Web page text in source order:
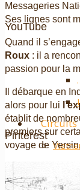
YouTube
Pinterest
Circuits
Messageries
Ses lignes sont
Quand il
Roux : il a
passion pour la
Il débarque en
alors pour lui
établit de
premiers sur
voyage de